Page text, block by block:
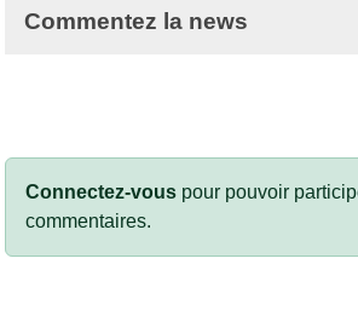
Commentez la news
Connectez-vous pour pouvoir
commentaires.